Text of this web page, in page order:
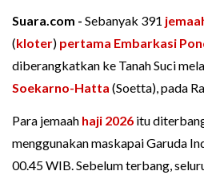
Suara.com - Sebanyak 391
(kloter) pertama Embarkasi
diberangkatkan ke Tanah Suci
Soekarno-Hatta (Soetta), pada
Para jemaah haji 2026 itu
menggunakan maskapai Garuda
00.45 WIB. Sebelum terbang,